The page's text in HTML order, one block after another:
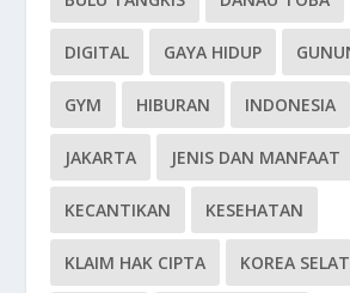
DIGITAL GAYA HIDUP
GYM HIBURAN INDONESIA
JAKARTA JENIS DAN MANFAAT
KECANTIKAN KESEHATAN
KLAIM HAK CIPTA KOREA